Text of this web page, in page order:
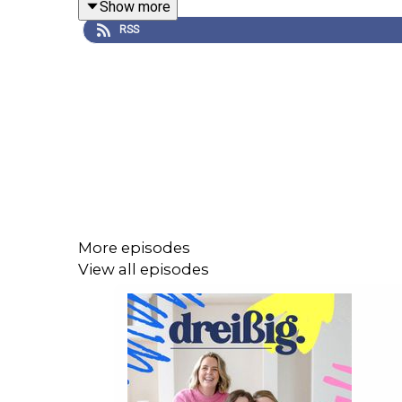
Wir gehen endlich wieder auf Tour 🙌🏻 Tickets
Show more
RSS
More episodes
View all episodes